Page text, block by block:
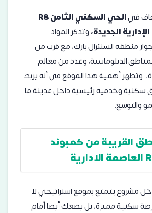
في
الحي السكني الثامن R8
الجديدة،وتذكر المواد
منطقة السنترال بارك، مع قرب من
الدبلوماسية، وعدد من معالم
وتظهر أهمية هذا الموقع في أنه يربط
سكنية وخدمية رئيسية داخل مدينة ما
والتوسع.
القريبة من كمبوند
مشروع يتمتع بموقع استراتيجي لا
سكنية مميزة، بل يضعك أيضا أمام